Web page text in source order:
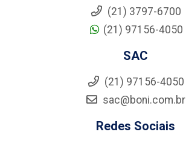
(21) 3797-6700
(21) 97156-4050
SAC
(21) 97156-4050
sac@boni.com.br
Redes Sociais